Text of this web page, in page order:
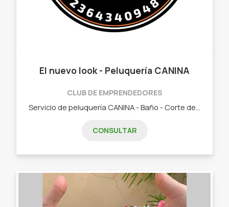
El nuevo look - Peluquería CANINA
CLUB DE EMPRENDEDORES
CONSULTAR